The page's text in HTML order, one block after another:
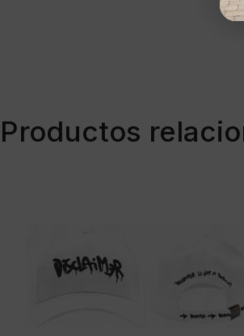
Productos